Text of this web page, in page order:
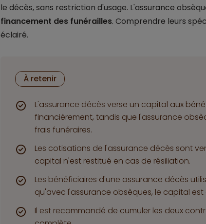
le décès, sans restriction d'usage. L'assurance
financement des funérailles. Comprendre leurs
éclairé.
À retenir
L'assurance décès verse un capital aux
financièrement, tandis que l'assurance
frais funéraires.
Les cotisations de l'assurance décès sont
capital n'est restitué en cas de résiliation.
Les bénéficiaires d'une assurance décès
qu'avec l'assurance obsèques, le capital
Il est recommandé de cumuler les deux